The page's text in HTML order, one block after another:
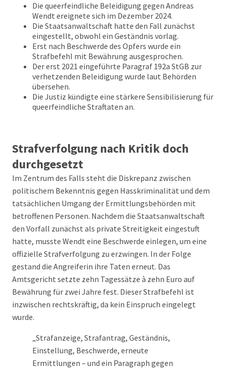
Die queerfeindliche Beleidigung gegen Andreas
Wendt ereignete sich im Dezember 2024.
Die Staatsanwaltschaft hatte den Fall zunächst
eingestellt, obwohl ein Geständnis vorlag.
Erst nach Beschwerde des Opfers wurde ein
Strafbefehl mit Bewährung ausgesprochen.
Der erst 2021 eingeführte Paragraf 192a StGB zur
verhetzenden Beleidigung wurde laut Behörden
übersehen.
Die Justiz kündigte eine stärkere Sensibilisierung für
queerfeindliche Straftaten an.
Strafverfolgung nach Kritik doch
durchgesetzt
Im Zentrum des Falls steht die Diskrepanz zwischen
politischem Bekenntnis gegen Hasskriminalität und dem
tatsächlichen Umgang der Ermittlungsbehörden mit
betroffenen Personen. Nachdem die Staatsanwaltschaft
den Vorfall zunächst als private Streitigkeit eingestuft
hatte, musste Wendt eine Beschwerde einlegen, um eine
offizielle Strafverfolgung zu erzwingen. In der Folge
gestand die Angreiferin ihre Taten erneut. Das
Amtsgericht setzte zehn Tagessätze à zehn Euro auf
Bewährung für zwei Jahre fest. Dieser Strafbefehl ist
inzwischen rechtskräftig, da kein Einspruch eingelegt
wurde.
„Strafanzeige, Strafantrag, Geständnis,
Einstellung, Beschwerde, erneute
Ermittlungen – und ein Paragraph gegen